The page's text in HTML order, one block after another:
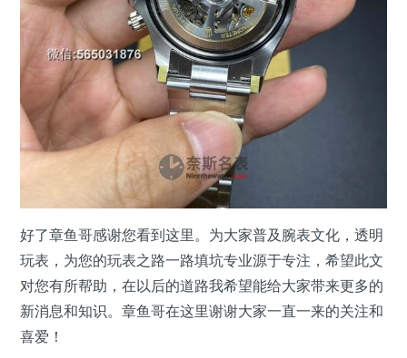
好了章鱼哥感谢您看到这里。为大家普及腕表文化，透明
玩表，为您的玩表之路一路填坑专业源于专注，希望此文
对您有所帮助，在以后的道路我希望能给大家带来更多的
新消息和知识。章鱼哥在这里谢谢大家一直一来的关注和
喜爱！